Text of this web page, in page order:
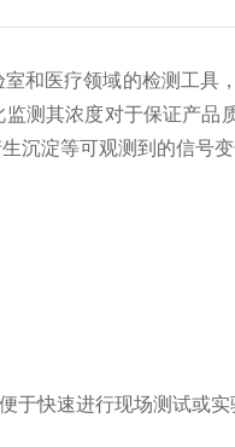
医疗领域的检测工具，
测其浓度对于保证产
沉淀等可观测到的信号
快速进行现场测试或实